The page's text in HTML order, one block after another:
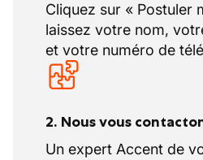
Cliquez sur « Postuler
laissez votre nom,
et votre numéro de
2. Nous vous
Un expert Accent de